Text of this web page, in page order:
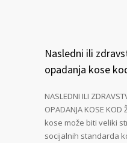
Nasledni ili
opadanja kose
NASLEDNI ILI
OPADANJA KOSE
kose može biti veliki
socijalnih standarda